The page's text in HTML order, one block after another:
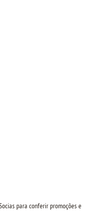
para conferir promoções e